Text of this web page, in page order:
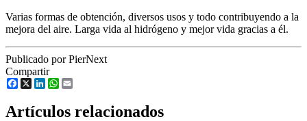
Varias formas de obtención, diversos usos y todo contribuyendo a la
mejora del aire. Larga vida al hidrógeno y mejor vida gracias a él.
Publicado por PierNext
Compartir
Facebook
X LinkedInWhatsApp
Artículos relacionados